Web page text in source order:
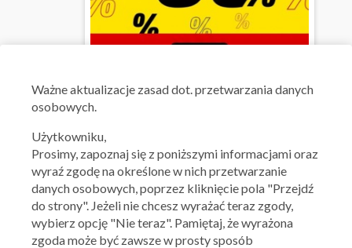
Ważna: 03.08.2026 - 12.08.2026
Ważne aktualizacje zasad dot. przetwarzania danych
osobowych.
Użytkowniku,
Prosimy, zapoznaj się z poniższymi informacjami oraz
wyraź zgodę na określone w nich przetwarzanie
danych osobowych, poprzez kliknięcie pola "Przejdź
do strony". Jeżeli nie chcesz wyrażać teraz zgody,
wybierz opcję "Nie teraz". Pamiętaj, że wyrażona
zgoda może być zawsze w prosty sposób